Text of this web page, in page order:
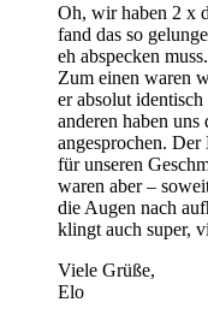
Oh, wir haben 2 x
fand das so
eh abspecken muss.
Zum einen waren
er absolut
anderen haben uns
angesprochen. Der
für unseren
waren aber –
die Augen nach
klingt auch super,
Viele Grüße,
Elo